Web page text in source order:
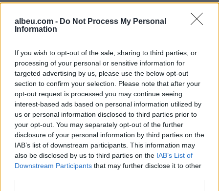
albeu.com - Do Not Process My Personal
Information
If you wish to opt-out of the sale, sharing to third parties, or
processing of your personal or sensitive information for
targeted advertising by us, please use the below opt-out
section to confirm your selection. Please note that after your
opt-out request is processed you may continue seeing
interest-based ads based on personal information utilized by
us or personal information disclosed to third parties prior to
your opt-out. You may separately opt-out of the further
disclosure of your personal information by third parties on the
IAB’s list of downstream participants. This information may
also be disclosed by us to third parties on the IAB’s List of
Downstream Participants that may further disclose it to other
Pas dy vitesh në kërkim
për dosjen e inceneratorit
të Tiranës, arrestohet
Palasë
Arrestohet 73-vjeçari në
Krujë, ndezi zjarr për të
djegur barin dhe flakët u
Zjarri në Krujë përhapet
më tej, evakuohen
banorët e Barabit–Lluban,
raportohen shpërthime
armatimesh
Arrestohet pranë banesës
i dyshuari për vrasjen e
20-vjeçarit në Korçë